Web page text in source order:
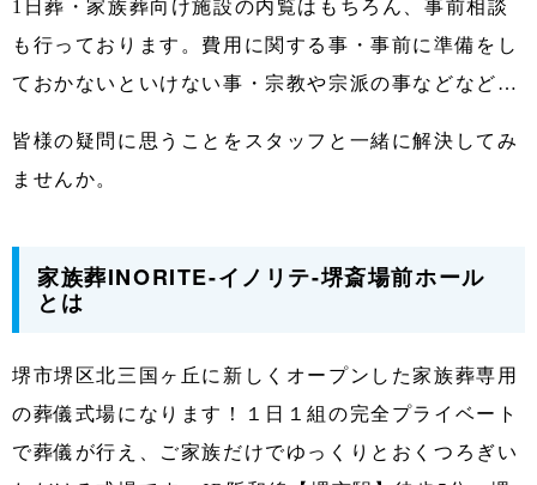
1日葬・家族葬向け施設の内覧はもちろん、事前相談
も行っております。費用に関する事・事前に準備をし
ておかないといけない事・宗教や宗派の事などなど…
皆様の疑問に思うことをスタッフと一緒に解決してみ
ませんか。
家族葬INORITE-イノリテ-堺斎場前ホール
とは
堺市堺区北三国ヶ丘に新しくオープンした家族葬専用
の葬儀式場になります！１日１組の完全プライベート
で葬儀が行え、ご家族だけでゆっくりとおくつろぎい